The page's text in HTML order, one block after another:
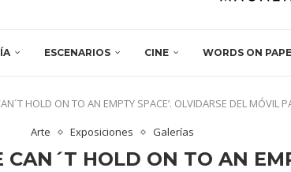
ESCENARIOS CINE WORDS ON
HOLD ON TO AN EMPTY SPACE’. OLVIDARSE DEL MÓVIL
Arte
Exposiciones Galerías
CAN´T HOLD ON TO AN